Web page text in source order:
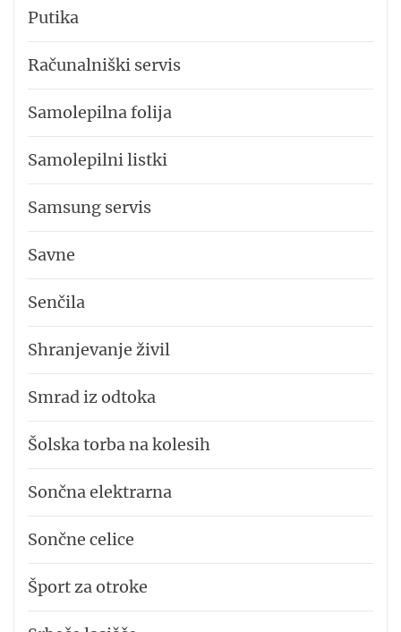
Putika
Računalniški servis
Samolepilna folija
Samolepilni listki
Samsung servis
Savne
Senčila
Shranjevanje živil
Smrad iz odtoka
Šolska torba na kolesih
Sončna elektrarna
Sončne celice
Šport za otroke